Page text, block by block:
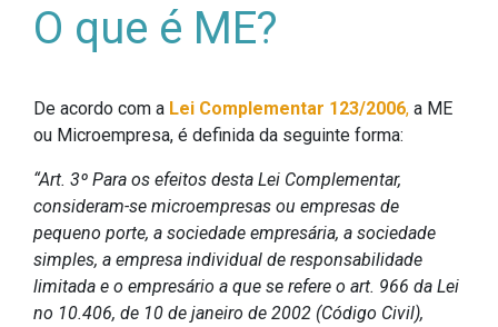
O que é ME?
De acordo com a Lei Complementar 123/2006, a ME
ou Microempresa, é definida da seguinte forma:
“Art. 3º Para os efeitos desta Lei Complementar,
consideram-se microempresas ou empresas de
pequeno porte, a sociedade empresária, a sociedade
simples, a empresa individual de responsabilidade
limitada e o empresário a que se refere o art. 966 da Lei
no 10.406, de 10 de janeiro de 2002 (Código Civil),